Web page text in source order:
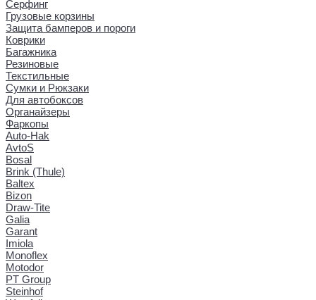
Серфинг
Грузовые корзины
Защита бамперов и пороги
Коврики
Багажника
Резиновые
Текстильные
Сумки и Рюкзаки
Для автобоксов
Органайзеры
Фаркопы
Auto-Hak
AvtoS
Bosal
Brink (Thule)
Baltex
Bizon
Draw-Tite
Galia
Garant
Imiola
Monoflex
Motodor
PT Group
Steinhof